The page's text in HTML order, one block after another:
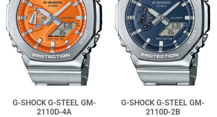
G-SHOCK G-STEEL GM-
2110D-4A
G-SHOCK G-STEEL GM-
2110D-2B